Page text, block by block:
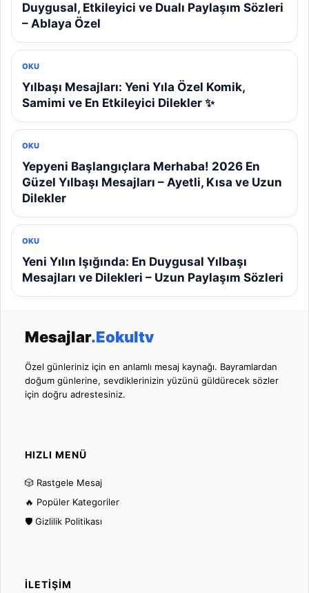
Duygusal, Etkileyici ve Dualı Paylaşım Sözleri
– Ablaya Özel
OKU
Yılbaşı Mesajları: Yeni Yıla Özel Komik,
Samimi ve En Etkileyici Dilekler ✨
OKU
Yepyeni Başlangıçlara Merhaba! 2026 En
Güzel Yılbaşı Mesajları – Ayetli, Kısa ve Uzun
Dilekler
OKU
Yeni Yılın Işığında: En Duygusal Yılbaşı
Mesajları ve Dilekleri – Uzun Paylaşım Sözleri
Mesajlar.Eokultv
Özel günleriniz için en anlamlı mesaj kaynağı. Bayramlardan
doğum günlerine, sevdiklerinizin yüzünü güldürecek sözler
için doğru adrestesiniz.
HIZLI MENÜ
🎲 Rastgele Mesaj
🔥 Popüler Kategoriler
🛡️ Gizlilik Politikası
İLETIŞIM